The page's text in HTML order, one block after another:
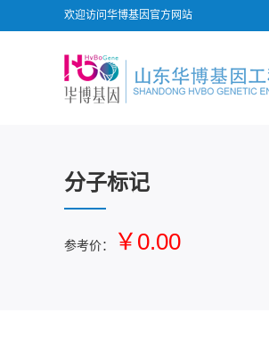
欢迎访问华博基因官方网站
分子标记
参考价： ￥0.00